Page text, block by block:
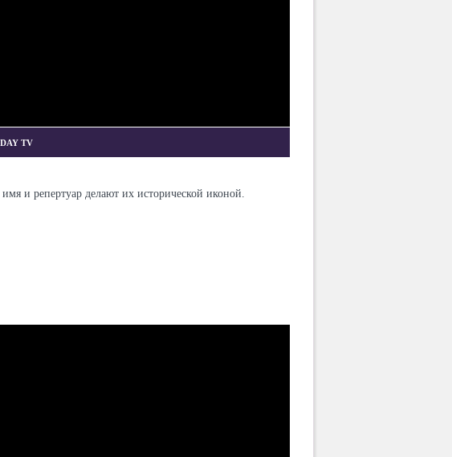
TV
и репертуар делают их исторической иконой.